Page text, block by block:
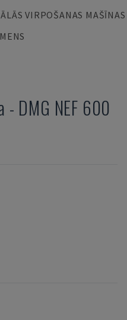
VIRPOŠANAS MAŠĪNAS
- DMG NEF 600